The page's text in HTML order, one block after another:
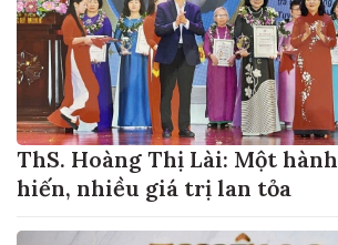
ThS. Hoàng Thị Lài: Một
hiến, nhiều giá trị lan tỏa